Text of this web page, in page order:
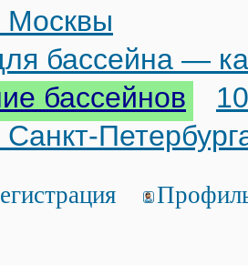
Москвы
бассейна —
бассейнов